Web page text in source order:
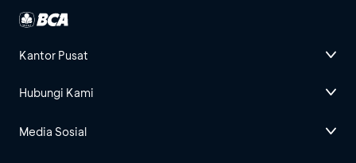
Kantor Pusat
Hubungi Kami
Media Sosial